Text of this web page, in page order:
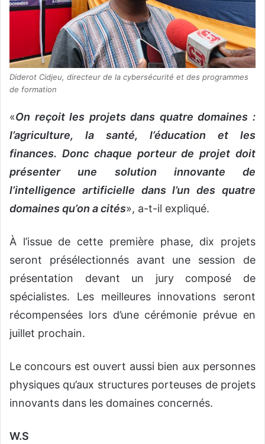
Diderot Cidjeu, directeur de la cybersécurité et des programmes
de formation
«On reçoit les projets dans quatre domaines :
l’agriculture, la santé, l’éducation et les
finances. Donc chaque porteur de projet doit
présenter une solution innovante de
l’intelligence artificielle dans l’un des quatre
domaines qu’on a cités», a-t-il expliqué.
À l’issue de cette première phase, dix projets
seront présélectionnés avant une session de
présentation devant un jury composé de
spécialistes. Les meilleures innovations seront
récompensées lors d’une cérémonie prévue en
juillet prochain.
Le concours est ouvert aussi bien aux personnes
physiques qu’aux structures porteuses de projets
innovants dans les domaines concernés.
W.S